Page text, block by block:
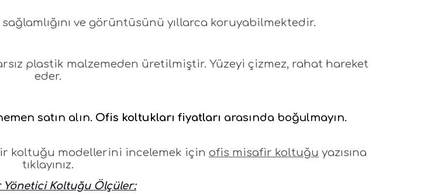
sağlamlığını ve görüntüsünü yıllarca koruyabilmektedir.
plastik malzemeden üretilmiştir. Yüzeyi çizmez, rahat hareket
eder.
satın alın. Ofis koltukları fiyatları arasında boğulmayın.
koltuğu modellerini incelemek için ofis misafir koltuğu yazısına
tıklayınız.
Yönetici Koltuğu Ölçüler: